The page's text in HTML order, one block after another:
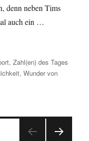
denn neben Tims
auch ein …
objektives Wunder ?“
,Zahl(en) des Tages
,Wunder von